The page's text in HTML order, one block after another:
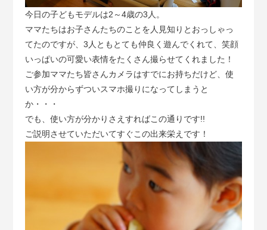
今日の子どもモデルは2～4歳の3人。
ママたちはお子さんたちのことを人見知りとおっしゃっ
てたのですが、3人ともとても仲良く遊んでくれて、笑顔
いっぱいの可愛い表情をたくさん撮らせてくれました！
ご参加ママたち皆さんカメラはすでにお持ちだけど、使
い方が分からずついスマホ撮りになってしまうと
か・・・
でも、使い方が分かりさえすればこの通りです!!
ご説明させていただいてすぐこの出来栄えです！